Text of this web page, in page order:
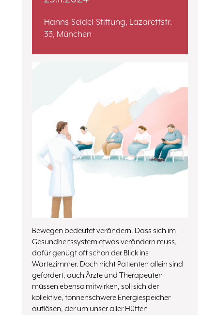
Hanns-Seidel-Stiftung, Lazarettstr.
33, München
Bewegen bedeutet verändern. Dass sich im
Gesundheitssystem etwas verändern muss,
dafür genügt oft schon der Blick ins
Wartezimmer. Doch nicht Patienten allein sind
gefordert, auch Ärzte und Therapeuten
müssen ebenso mitwirken, soll sich der
kollektive, tonnenschwere Energiespeicher
auflösen, der um unser aller Hüften